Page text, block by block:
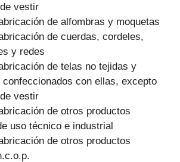
vestir
de alfombras y moquetas
de cuerdas, cordeles,
y redes
de telas no tejidas y
con ellas, excepto
vestir
de otros productos
uso técnico e industrial
de otros productos